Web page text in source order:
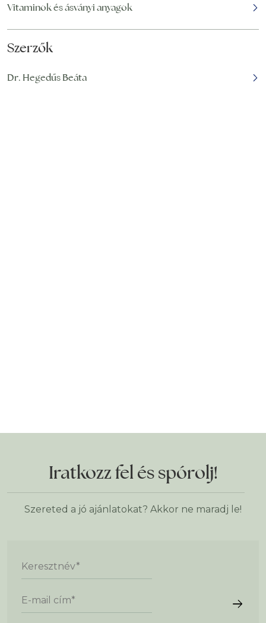
Vitaminok és ásványi anyagok
Szerzők
Dr. Hegedűs Beáta
Iratkozz fel és spórolj!
Szereted a jó ajánlatokat? Akkor ne maradj le!
Keresztnév*
E-mail cím*